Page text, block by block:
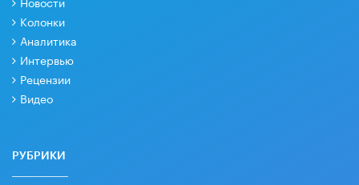
Колонки
Аналитика
Интервью
Рецензии
Видео
РУБРИКИ